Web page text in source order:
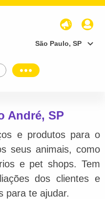
São Paulo, SP
André, SP
e produtos para o
seus animais, como
e pet shops. Tem
dos clientes e
para te ajudar.